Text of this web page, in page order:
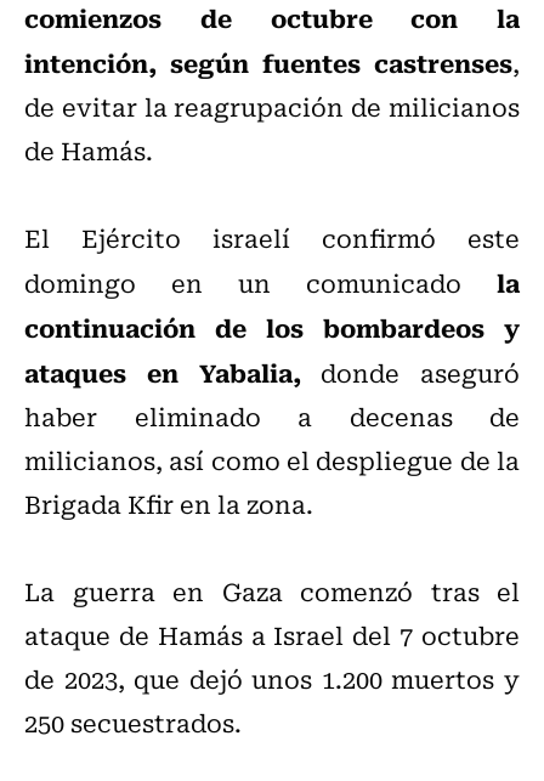
comienzos de octubre con la
intención, según fuentes castrenses,
de evitar la reagrupación de milicianos
de Hamás.
El Ejército israelí confirmó este
domingo en un comunicado la
continuación de los bombardeos y
ataques en Yabalia,donde aseguró
haber eliminado a decenas de
milicianos, así como el despliegue de la
Brigada Kfir en la zona.
La guerra en Gaza comenzó tras el
ataque de Hamás a Israel del 7 octubre
de 2023, que dejó unos 1.200 muertos y
250 secuestrados.